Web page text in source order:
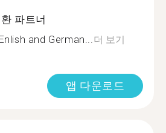
파트너
and German...더 보기
앱 다운로드